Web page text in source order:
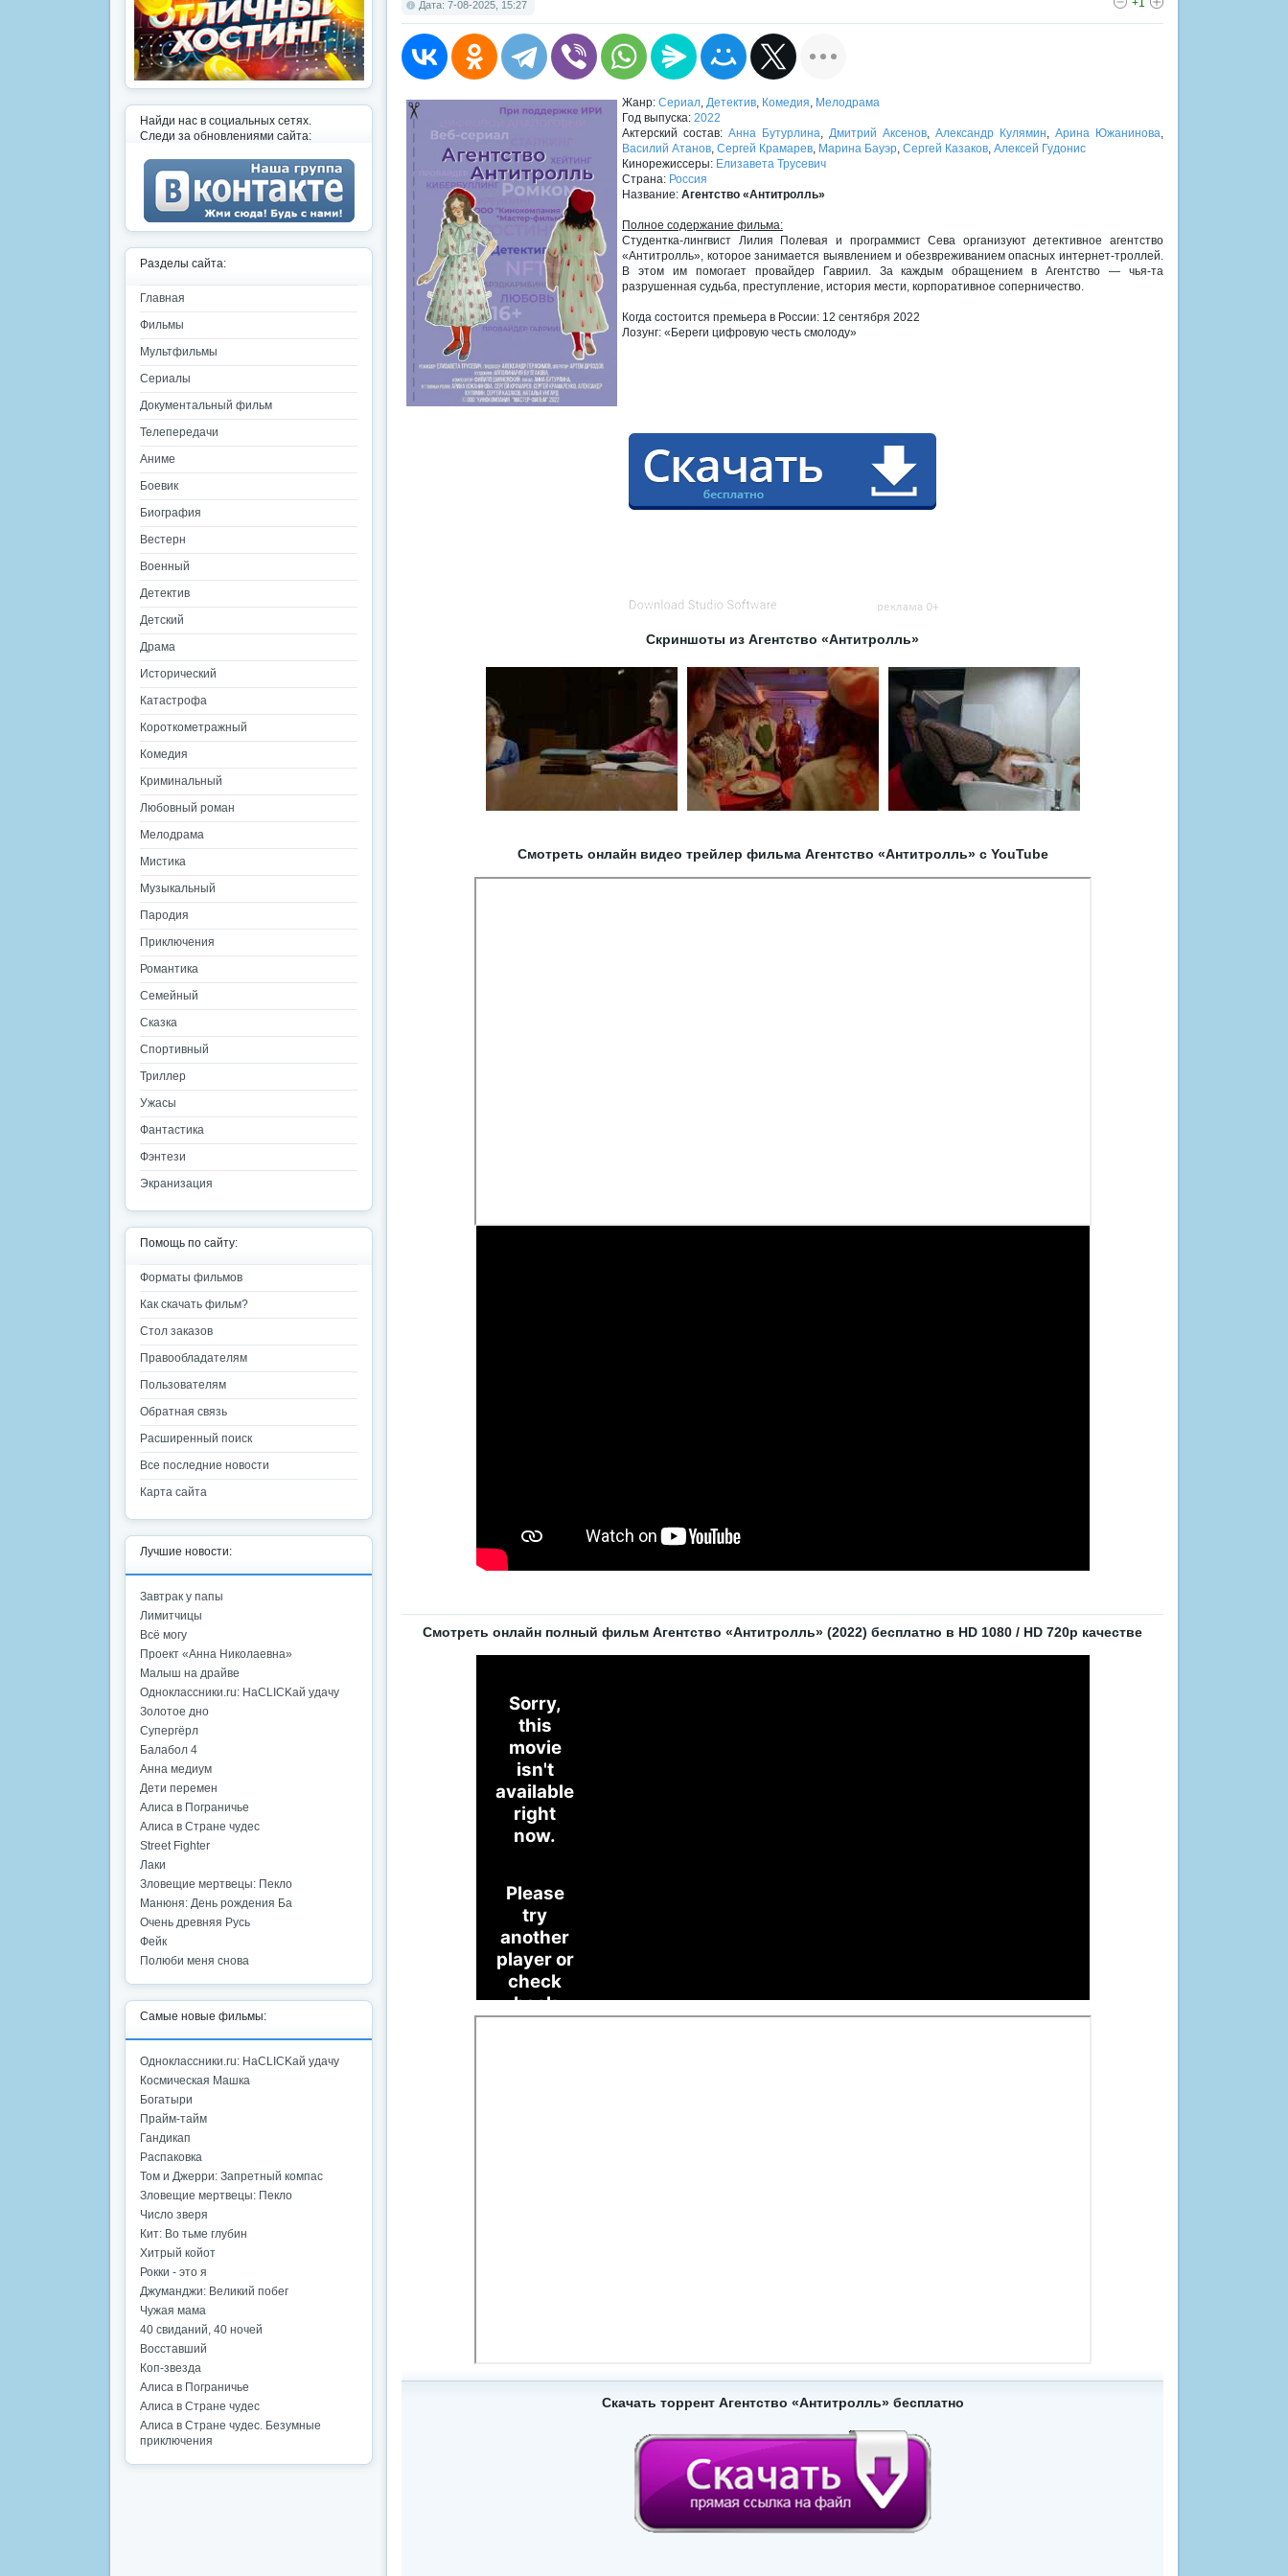
Дата: 7-08-2025, 15:27 +1
Жанр: Сериал, Детектив, Комедия, Мелодрама
Год выпуска: 2022
Актерский состав: Анна Бутурлина, Дмитрий Аксенов, Александр Кулямин, Арина Южанинова,
Василий Атанов, Сергей Крамарев, Марина Бауэр, Сергей Казаков, Алексей Гудонис
Кинорежиссеры: Елизавета Трусевич
Страна: Россия
Название: Агентство «Антитролль»
Полное содержание фильма:
Студентка-лингвист Лилия Полевая и программист Сева организуют детективное агентство
«Антитролль», которое занимается выявлением и обезвреживанием опасных интернет-троллей.
В этом им помогает провайдер Гавриил. За каждым обращением в Агентство — чья-та
разрушенная судьба, преступление, история мести, корпоративное соперничество.
Когда состоится премьера в России: 12 сентября 2022
Лозунг: «Береги цифровую честь смолоду»
Скриншоты из Агентство «Антитролль»
Смотреть онлайн видео трейлер фильма Агентство «Антитролль» с YouTube
Смотреть онлайн полный фильм Агентство «Антитролль» (2022) бесплатно в HD 1080 / HD 720p качестве
Скачать торрент Агентство «Антитролль» бесплатно
Найди нас в социальных сетях.
Следи за обновлениями сайта:
Разделы сайта:
Главная
Фильмы
Мультфильмы
Сериалы
Документальный фильм
Телепередачи
Аниме
Боевик
Биография
Вестерн
Военный
Детектив
Детский
Драма
Исторический
Катастрофа
Короткометражный
Комедия
Криминальный
Любовный роман
Мелодрама
Мистика
Музыкальный
Пародия
Приключения
Романтика
Семейный
Сказка
Спортивный
Триллер
Ужасы
Фантастика
Фэнтези
Экранизация
Помощь по сайту:
Форматы фильмов
Как скачать фильм?
Стол заказов
Правообладателям
Пользователям
Обратная связь
Расширенный поиск
Все последние новости
Карта сайта
Лучшие новости:
Завтрак у папы
Лимитчицы
Всё могу
Проект «Анна Николаевна»
Малыш на драйве
Одноклассники.ru: НаCLICKай удачу
Золотое дно
Супергёрл
Балабол 4
Анна медиум
Дети перемен
Алиса в Пограничье
Алиса в Стране чудес
Street Fighter
Лаки
Зловещие мертвецы: Пекло
Манюня: День рождения Ба
Очень древняя Русь
Фейк
Полюби меня снова
Самые новые фильмы:
Одноклассники.ru: НаCLICKай удачу
Космическая Машка
Богатыри
Прайм-тайм
Гандикап
Распаковка
Том и Джерри: Запретный компас
Зловещие мертвецы: Пекло
Число зверя
Кит: Во тьме глубин
Хитрый койот
Рокки - это я
Джуманджи: Великий побег
Чужая мама
40 свиданий, 40 ночей
Восставший
Коп-звезда
Алиса в Пограничье
Алиса в Стране чудес
Алиса в Стране чудес. Безумные
приключения